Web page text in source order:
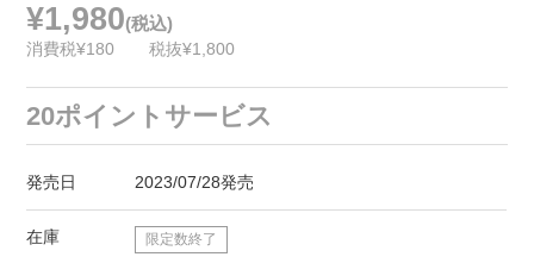
¥1,980(税込)
消費税¥180 税抜¥1,800
20ポイントサービス
発売日 2023/07/28発売
在庫 限定数終了